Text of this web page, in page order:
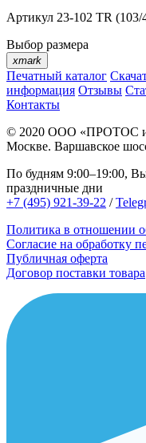
Артикул 23-102 TR (103/
Выбор размера
xmark
Печатный каталог
информация Отзывы
Контакты
© 2020 ООО «ПРОТОС
Москве. Варшавское
По будням 9:00–19:00,
праздничные дни
+7 (495) 921-39-22 /
Политика в отношении
Согласие на обработку
Публичная оферта
Договор поставки товара